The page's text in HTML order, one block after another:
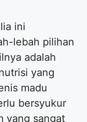
ini
lebah pilihan
adalah
yang
madu
bersyukur
yang sangat